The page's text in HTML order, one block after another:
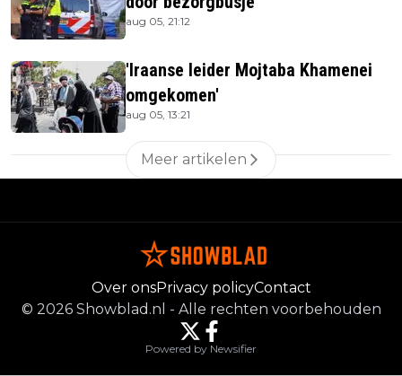
aug 05, 21:12
'Iraanse leider Mojtaba Khamenei
omgekomen'
aug 05, 13:21
Meer artikelen
Over onsPrivacy policyContact
© 2026 Showblad.nl - Alle rechten voorbehouden
Powered by Newsifier